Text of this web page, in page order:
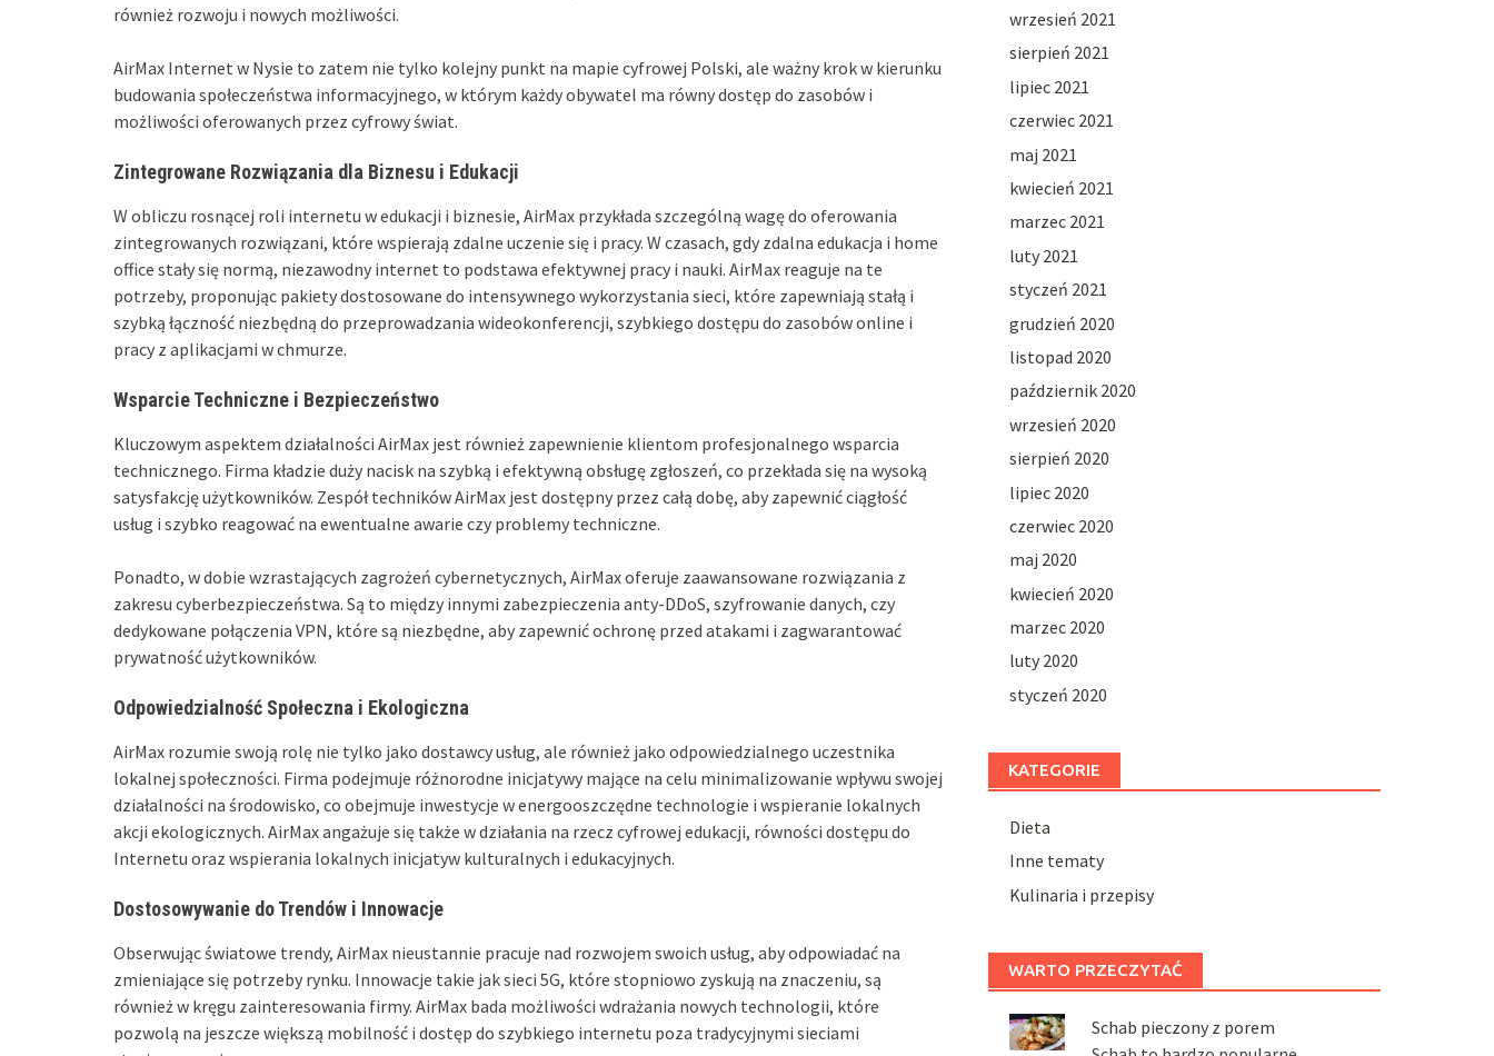
również rozwoju i nowych możliwości.
AirMax Internet w Nysie to zatem nie tylko kolejny punkt na mapie cyfrowej Polski, ale ważny krok w kierunku
budowania społeczeństwa informacyjnego, w którym każdy obywatel ma równy dostęp do zasobów i
możliwości oferowanych przez cyfrowy świat.
Zintegrowane Rozwiązania dla Biznesu i Edukacji
W obliczu rosnącej roli internetu w edukacji i biznesie, AirMax przykłada szczególną wagę do oferowania
zintegrowanych rozwiązani, które wspierają zdalne uczenie się i pracy. W czasach, gdy zdalna edukacja i home
office stały się normą, niezawodny internet to podstawa efektywnej pracy i nauki. AirMax reaguje na te
potrzeby, proponując pakiety dostosowane do intensywnego wykorzystania sieci, które zapewniają stałą i
szybką łączność niezbędną do przeprowadzania wideokonferencji, szybkiego dostępu do zasobów online i
pracy z aplikacjami w chmurze.
Wsparcie Techniczne i Bezpieczeństwo
Kluczowym aspektem działalności AirMax jest również zapewnienie klientom profesjonalnego wsparcia
technicznego. Firma kładzie duży nacisk na szybką i efektywną obsługę zgłoszeń, co przekłada się na wysoką
satysfakcję użytkowników. Zespół techników AirMax jest dostępny przez całą dobę, aby zapewnić ciągłość
usług i szybko reagować na ewentualne awarie czy problemy techniczne.
Ponadto, w dobie wzrastających zagrożeń cybernetycznych, AirMax oferuje zaawansowane rozwiązania z
zakresu cyberbezpieczeństwa. Są to między innymi zabezpieczenia anty-DDoS, szyfrowanie danych, czy
dedykowane połączenia VPN, które są niezbędne, aby zapewnić ochronę przed atakami i zagwarantować
prywatność użytkowników.
Odpowiedzialność Społeczna i Ekologiczna
AirMax rozumie swoją rolę nie tylko jako dostawcy usług, ale również jako odpowiedzialnego uczestnika
lokalnej społeczności. Firma podejmuje różnorodne inicjatywy mające na celu minimalizowanie wpływu swojej
działalności na środowisko, co obejmuje inwestycje w energooszczędne technologie i wspieranie lokalnych
akcji ekologicznych. AirMax angażuje się także w działania na rzecz cyfrowej edukacji, równości dostępu do
Internetu oraz wspierania lokalnych inicjatyw kulturalnych i edukacyjnych.
Dostosowywanie do Trendów i Innowacje
Obserwując światowe trendy, AirMax nieustannie pracuje nad rozwojem swoich usług, aby odpowiadać na
zmieniające się potrzeby rynku. Innowacje takie jak sieci 5G, które stopniowo zyskują na znaczeniu, są
również w kręgu zainteresowania firmy. AirMax bada możliwości wdrażania nowych technologii, które
pozwolą na jeszcze większą mobilność i dostęp do szybkiego internetu poza tradycyjnymi sieciami
wrzesień 2021
sierpień 2021
lipiec 2021
czerwiec 2021
maj 2021
kwiecień 2021
marzec 2021
luty 2021
styczeń 2021
grudzień 2020
listopad 2020
październik 2020
wrzesień 2020
sierpień 2020
lipiec 2020
czerwiec 2020
maj 2020
kwiecień 2020
marzec 2020
luty 2020
styczeń 2020
KATEGORIE
Dieta
Inne tematy
Kulinaria i przepisy
WARTO PRZECZYTAĆ
Schab pieczony z porem